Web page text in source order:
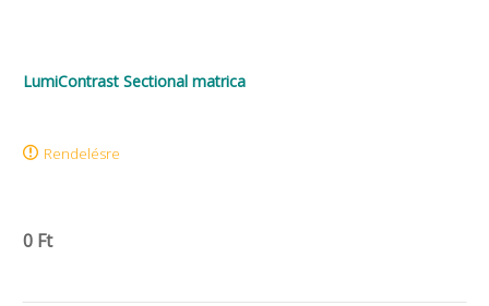
LumiContrast Sectional matrica
Rendelésre
0 Ft